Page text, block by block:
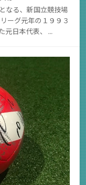
なる、新国立競技場
ーグ元年の１９９３
元日本代表、 ...